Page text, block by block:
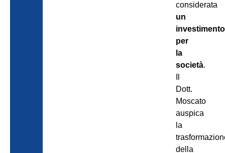
considerata
un
investimento
per
la
società.
Dott.
Moscato
auspica
la
della